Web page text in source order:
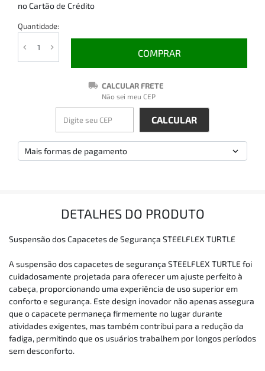
no Cartão de Crédito
Quantidade:
COMPRAR
CALCULAR FRETE
Não sei meu CEP
Mais formas de pagamento
DETALHES DO PRODUTO
Suspensão dos Capacetes de Segurança STEELFLEX TURTLE
A suspensão dos capacetes de segurança STEELFLEX TURTLE foi
cuidadosamente projetada para oferecer um ajuste perfeito à
cabeça, proporcionando uma experiência de uso superior em
conforto e segurança. Este design inovador não apenas assegura
que o capacete permaneça firmemente no lugar durante
atividades exigentes, mas também contribui para a redução da
fadiga, permitindo que os usuários trabalhem por longos períodos
sem desconforto.